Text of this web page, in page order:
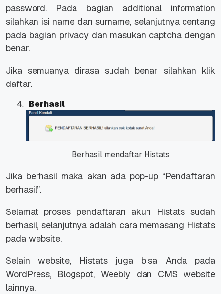
password. Pada bagian additional information
silahkan isi name dan surname, selanjutnya centang
pada bagian privacy dan masukan captcha dengan
benar.
Jika semuanya dirasa sudah benar silahkan klik
daftar.
Berhasil
Berhasil mendaftar Histats
Jika berhasil maka akan ada pop-up “Pendaftaran
berhasil”.
Selamat proses pendaftaran akun Histats sudah
berhasil, selanjutnya adalah cara memasang Histats
pada website.
Selain website, Histats juga bisa Anda pada
WordPress, Blogspot, Weebly dan CMS website
lainnya.